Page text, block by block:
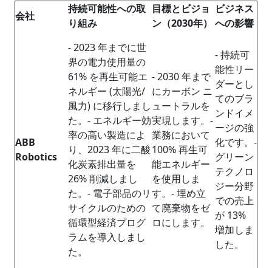
会社
持続可能性への取
り組み
目標とビジョ
ン（2030年）
ビジネス
への影響
ABB
Robotics
- 2023 年までに世
界の電力使用量の
61% を再生可能エ
ネルギー (太陽光/
風力) に移行しまし
た。- エネルギー効
率の高い製造によ
り、2023 年に二酸
化炭素排出量を
26% 削減しまし
た。- 電子部品のリ
サイクルのための
循環型経済プログ
ラムを導入しまし
た。
- 2030 年まで
にカーボン ニ
ュートラルを
実現します。-
業務において
100% 再生可
能エネルギー
を使用しま
す。- 埋め立
て廃棄物をゼ
ロにします。
- 持続可
能性リー
ダーとし
てのブラ
ンドイメ
ージの強
化です。-
グリーン
テクノロ
ジー分野
での売上
が 13%
増加しま
した。